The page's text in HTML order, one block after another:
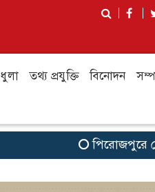
তথ্য প্রযুক্তি বিনোদন
পিরোজপুরে